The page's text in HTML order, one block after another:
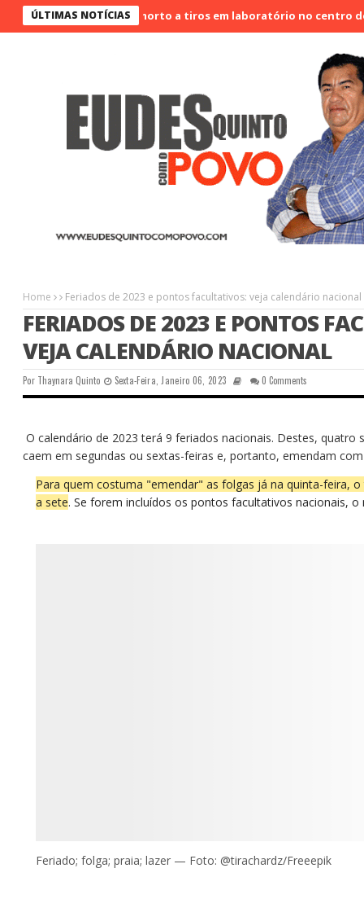
ÚLTIMAS NOTÍCIAS
Vigilante é morto a tiros em laboratório no centro de Sobral
Home Feriados de 2023 e pontos facultativos: veja calendário nacional
FERIADOS DE 2023 E PONTOS
VEJA CALENDÁRIO NACIONAL
Por Thaynara Quinto Sexta-Feira, Janeiro 06, 2023 0 Comments
O calendário de 2023 terá 9 feriados nacionais. Destes, quatro
caem em segundas ou sextas-feiras e, portanto, emendam
Para quem costuma "emendar" as folgas já na quinta-feira,
a sete. Se forem incluídos os pontos facultativos nacionais, o
Feriado; folga; praia; lazer — Foto: @tirachardz/Freeepik